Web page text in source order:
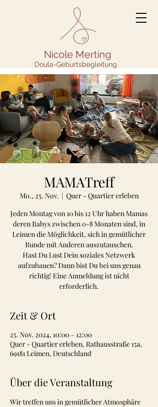
Nicole Merting
Doula-Geburtsbegleitung
MAMATreff
Mo., 25. Nov.
  |
Quer - Quartier erleben
Jeden Montag von 10 bis 12 Uhr haben Mamas
deren Babys zwischen 0-8 Monaten sind, in
Leimen die Möglichkeit, sich in gemütlicher
Runde mit Anderen auszutauschen.
Hast Du Lust Dein soziales Netzwerk
aufzubauen? Dann bist Du bei uns genau
richtig! Eine Anmeldung ist nicht
erforderlich.
Zeit & Ort
25. Nov. 2024, 10:00 – 12:00
Quer - Quartier erleben, Rathausstraße 15a,
69181 Leimen, Deutschland
Über die Veranstaltung
Wir treffen uns in gemütlicher Atmosphäre